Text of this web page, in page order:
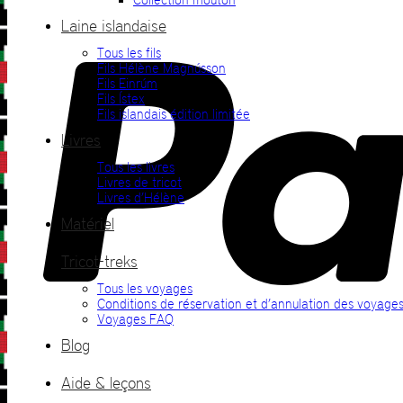
Laine islandaise
Tous les fils
Fils Hélène Magnússon
Fils Einrúm
Fils Ístex
Fils islandais édition limitée
Livres
Tous les livres
Livres de tricot
Livres d’Hélène
Matériel
Tricot-treks
Tous les voyages
Conditions de réservation et d’annulation des voyages
Voyages FAQ
Blog
Aide & leçons